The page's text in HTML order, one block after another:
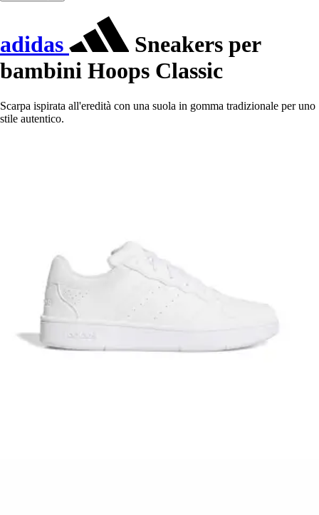
adidas
Sneakers per
bambini Hoops Classic
Scarpa ispirata all'eredità con una suola in gomma tradizionale per uno
stile autentico.